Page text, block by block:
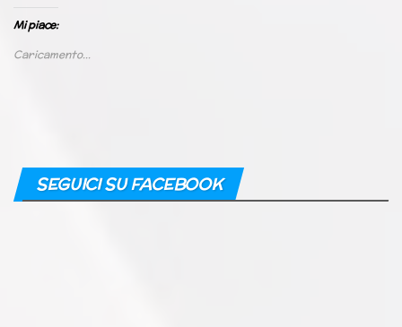
Mi piace:
Caricamento...
SEGUICI SU FACEBOOK